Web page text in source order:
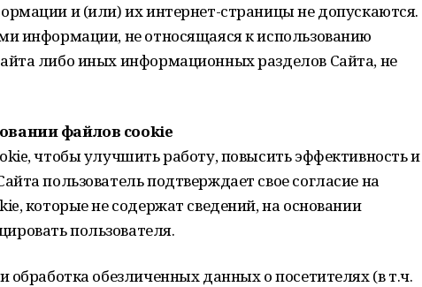
и (или) их интернет-страницы не допускаются.
информации, не относящаяся к использованию
либо иных информационных разделов Сайта, не
файлов cookie
чтобы улучшить работу, повысить эффективность и
пользователь подтверждает свое согласие на
которые не содержат сведений, на основании
пользователя.
обработка обезличенных данных о посетителях (в т.ч.